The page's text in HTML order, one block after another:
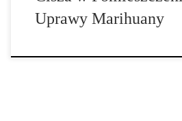
Uprawy Marihuany